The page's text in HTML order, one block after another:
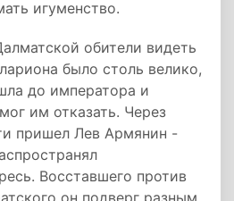
игуменство.
обители видеть
было столь велико,
до императора и
им отказать. Через
пришел Лев Армянин -
Восставшего против
он подверг разным